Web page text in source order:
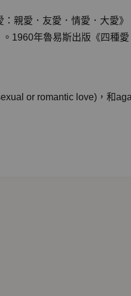
親愛．友愛．情愛．大愛
1960年魯易斯出版《四種
or romantic love)，和